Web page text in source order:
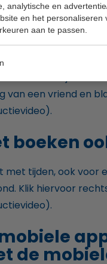
analytische en
en het
aan te passen.
de
baan waar je
van een vriend en
boeken
tijden, ook voor
Klik hiervoor
de